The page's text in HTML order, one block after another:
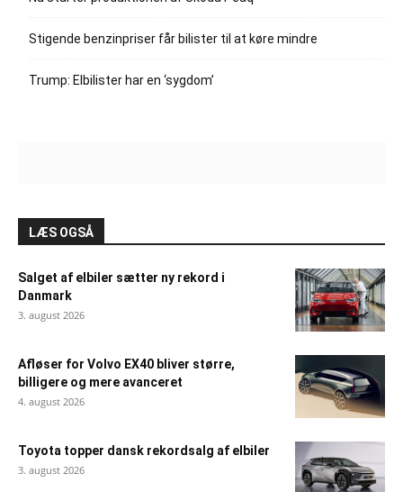
Stigende benzinpriser får bilister til at køre mindre
Trump: Elbilister har en ‘sygdom’
LÆS OGSÅ
Salget af elbiler sætter ny rekord i
Danmark
3. august 2026
Afløser for Volvo EX40 bliver større,
billigere og mere avanceret
4. august 2026
Toyota topper dansk rekordsalg af elbiler
3. august 2026